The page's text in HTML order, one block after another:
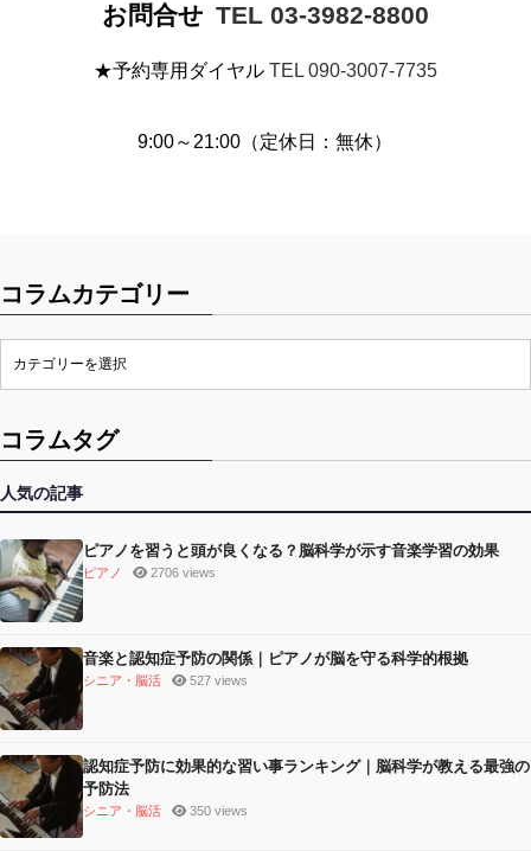
お問合せ TEL 03-3982-8800
★予約専用ダイヤル TEL 090-3007-7735
9:00～21:00（定休日：無休）
コラムカテゴリー
コラムタグ
人気の記事
ピアノを習うと頭が良くなる？脳科学が示す音楽学習の効果
ピアノ 2706 views
音楽と認知症予防の関係｜ピアノが脳を守る科学的根拠
シニア・脳活 527 views
認知症予防に効果的な習い事ランキング｜脳科学が教える最強の
予防法
シニア・脳活 350 views